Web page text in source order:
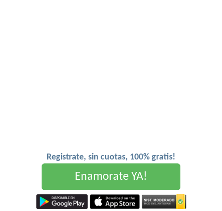
Registrate, sin cuotas, 100% gratis!
Enamorate YA!